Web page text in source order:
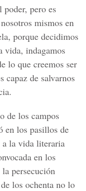
poder, pero es
mismos en
porque decidimos
vida, indagamos
lo que creemos ser
capaz de salvarnos
de los campos
en los pasillos de
a la vida literaria
en los
persecución
los ochenta no lo